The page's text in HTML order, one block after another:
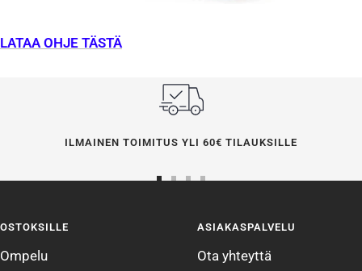
LATAA OHJE TÄSTÄ
ILMAINEN TOIMITUS YLI 60€ TILAUKSILLE
4
OSTOKSILLE
Ompelu
ASIAKASPALVELU
Ota yhteyttä